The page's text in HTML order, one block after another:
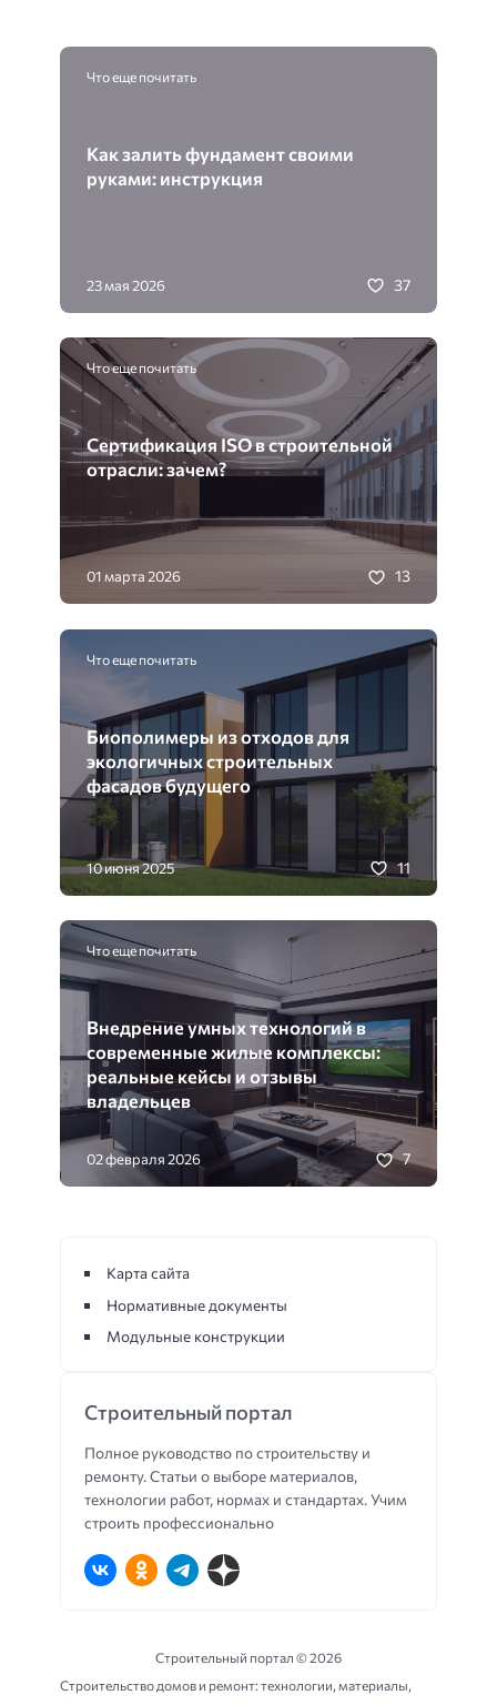
Что еще почитать
Как залить фундамент своими
руками: инструкция
23 мая 2026 37
Что еще почитать
Сертификация ISO в строительной
отрасли: зачем?
01 марта 2026 13
Что еще почитать
Биополимеры из отходов для
экологичных строительных
фасадов будущего
10 июня 2025 11
Что еще почитать
Внедрение умных технологий в
современные жилые комплексы:
реальные кейсы и отзывы
владельцев
02 февраля 2026 7
Строительный портал
Полное руководство по строительству и
ремонту. Статьи о выборе материалов,
технологии работ, нормах и стандартах. Учим
строить профессионально
Карта сайта
Нормативные документы
Модульные конструкции
Строительный портал ©2026
Строительство домов и ремонт: технологии, материалы,